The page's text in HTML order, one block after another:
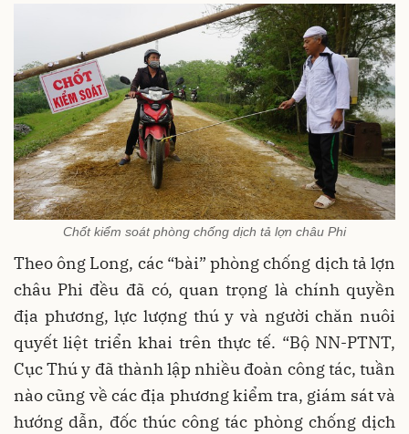
Chốt kiểm soát phòng chống dịch tả lợn châu Phi
Theo ông Long, các “bài” phòng chống dịch tả lợn
châu Phi đều đã có, quan trọng là chính quyền
địa phương, lực lượng thú y và người chăn nuôi
quyết liệt triển khai trên thực tế. “Bộ NN-PTNT,
Cục Thú y đã thành lập nhiều đoàn công tác, tuần
nào cũng về các địa phương kiểm tra, giám sát và
hướng dẫn, đốc thúc công tác phòng chống dịch